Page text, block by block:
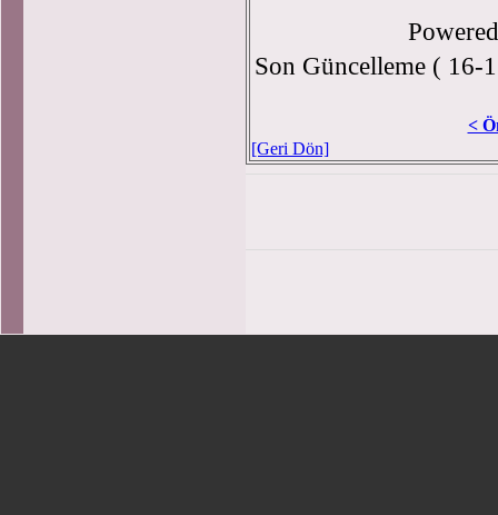
Son Güncelleme ( 16-
<
[Geri Dön]